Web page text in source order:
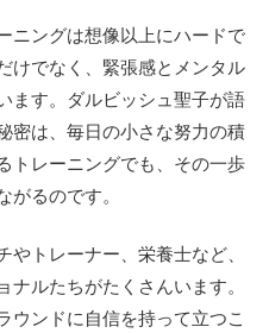
ニングは想像以上にハードで
けでなく、緊張感とメンタル
ます。ダルビッシュ聖子が語
密は、毎日の小さな努力の積
トレーニングでも、その一歩
がるのです。
やトレーナー、栄養士など、
ルたちがたくさんいます。
ウンドに自信を持って立つこ